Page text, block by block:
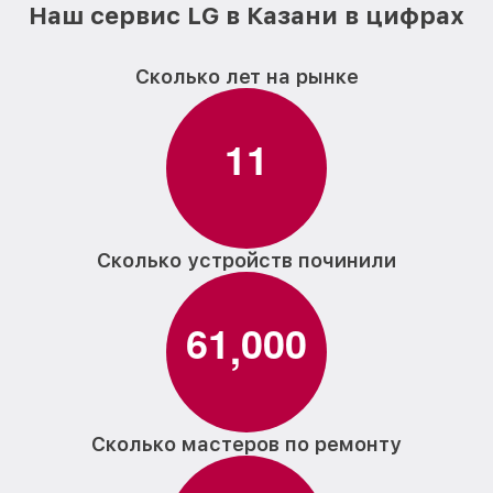
Наш сервис LG в Казани в цифрах
Сколько лет на рынке
11
Сколько устройств починили
61,000
Сколько мастеров по ремонту